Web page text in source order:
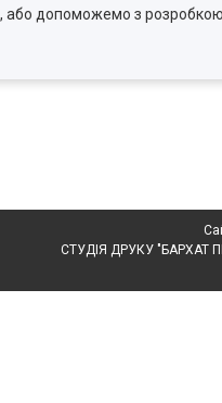
допоможемо з розробкою